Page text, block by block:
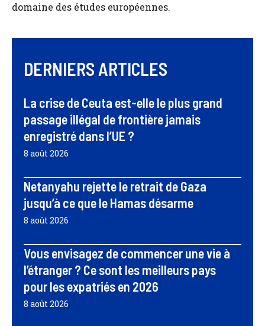
domaine des études européennes.
DERNIERS ARTICLES
La crise de Ceuta est-elle le plus grand
passage illégal de frontière jamais
enregistré dans l’UE ?
8 août 2026
Netanyahu rejette le retrait de Gaza
jusqu’à ce que le Hamas désarme
8 août 2026
Vous envisagez de commencer une vie à
l’étranger ? Ce sont les meilleurs pays
pour les expatriés en 2026
8 août 2026